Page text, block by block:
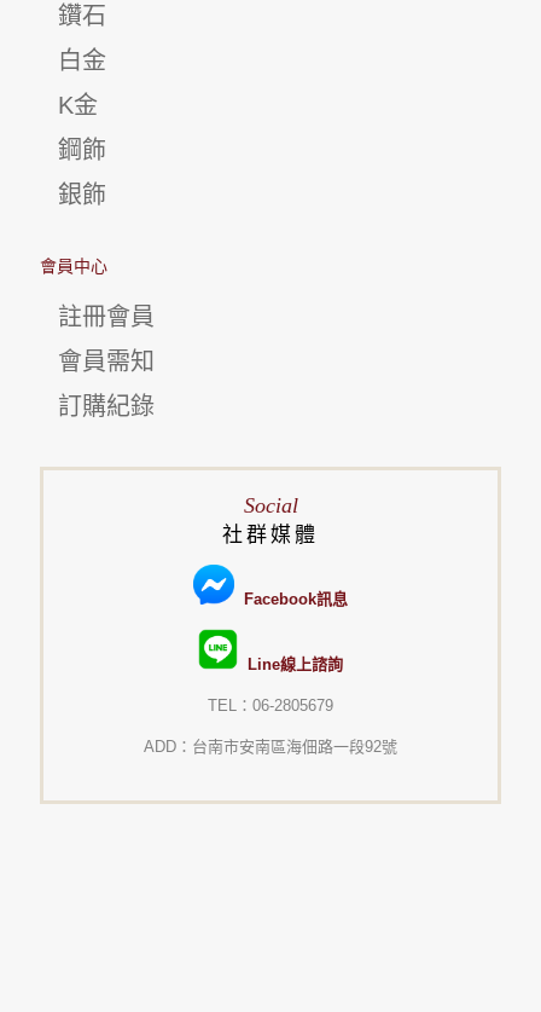
鑽石
白金
K金
鋼飾
銀飾
會員中心
註冊會員
會員需知
訂購紀錄
Social
社群媒體
Facebook訊息
Line線上諮詢
TEL：06-2805679
ADD：台南市安南區海佃路一段92號